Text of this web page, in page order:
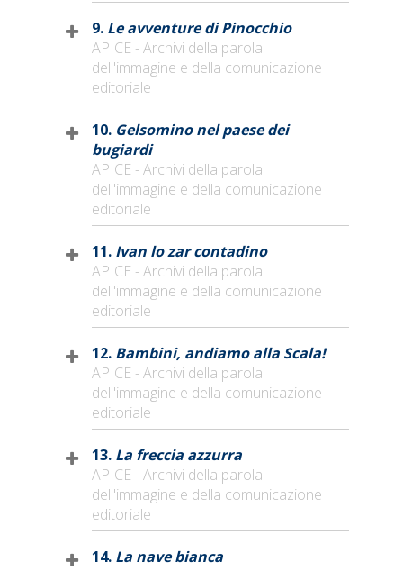
9. Le avventure di Pinocchio
APICE - Archivi della parola
dell'immagine e della comunicazione
editoriale
10. Gelsomino nel paese dei
bugiardi
APICE - Archivi della parola
dell'immagine e della comunicazione
editoriale
11. Ivan lo zar contadino
APICE - Archivi della parola
dell'immagine e della comunicazione
editoriale
12. Bambini, andiamo alla Scala!
APICE - Archivi della parola
dell'immagine e della comunicazione
editoriale
13. La freccia azzurra
APICE - Archivi della parola
dell'immagine e della comunicazione
editoriale
14. La nave bianca